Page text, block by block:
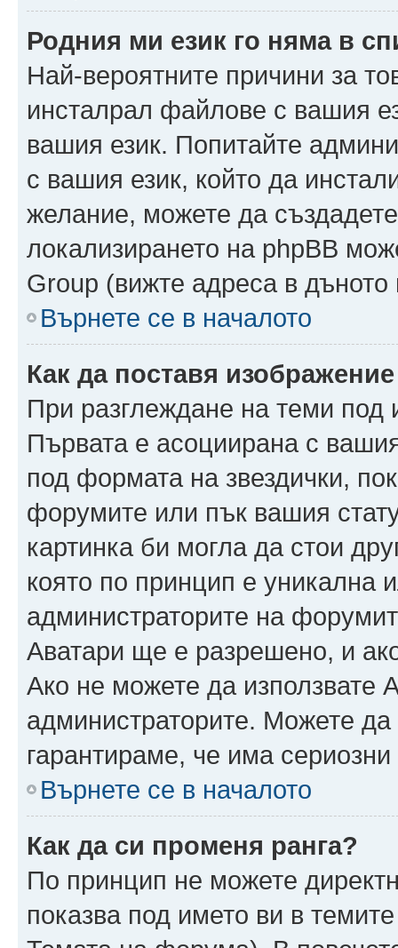
Родния ми език го няма в
Най-вероятните причини за
инсталрал файлове с вашия
вашия език. Попитайте
с вашия език, който да
желание, можете да
локализирането на phpBB
Group (вижте адреса в дъното
Върнете се в началото
Как да поставя
При разглеждане на теми под
Първата е асоциирана с
под формата на звездички,
форумите или пък вашия
картинка би могла да стои
която по принцип е уникална
администраторите на
Аватари ще е разрешено, и
Ако не можете да използвате
администраторите. Можете да
гарантираме, че има сериозни
Върнете се в началото
Как да си променя ранга?
По принцип не можете
показва под името ви в